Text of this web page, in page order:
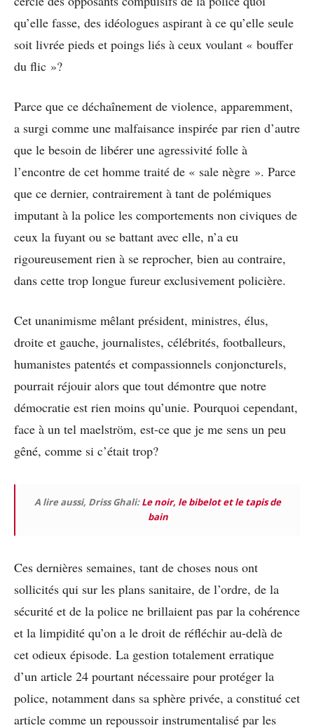
qu’elle fasse, des idéologues aspirant à ce qu’elle seule
soit livrée pieds et poings liés à ceux voulant « bouffer
du flic »?
Parce que ce déchaînement de violence, apparemment,
a surgi comme une malfaisance inspirée par rien d’autre
que le besoin de libérer une agressivité folle à
l’encontre de cet homme traité de « sale nègre ». Parce
que ce dernier, contrairement à tant de polémiques
imputant à la police les comportements non civiques de
ceux la fuyant ou se battant avec elle, n’a eu
rigoureusement rien à se reprocher, bien au contraire,
dans cette trop longue fureur exclusivement policière.
Cet unanimisme mêlant président, ministres, élus,
droite et gauche, journalistes, célébrités, footballeurs,
humanistes patentés et compassionnels conjoncturels,
pourrait réjouir alors que tout démontre que notre
démocratie est rien moins qu’unie. Pourquoi cependant,
face à un tel maelström, est-ce que je me sens un peu
gêné, comme si c’était trop?
A lire aussi, Driss Ghali:Le noir, le bibelot et le tapis de
bain
Ces dernières semaines, tant de choses nous ont
sollicités qui sur les plans sanitaire, de l’ordre, de la
sécurité et de la police ne brillaient pas par la cohérence
et la limpidité qu’on a le droit de réfléchir au-delà de
cet odieux épisode. La gestion totalement erratique
d’un article 24 pourtant nécessaire pour protéger la
police, notamment dans sa sphère privée, a constitué cet
article comme un repoussoir instrumentalisé par les